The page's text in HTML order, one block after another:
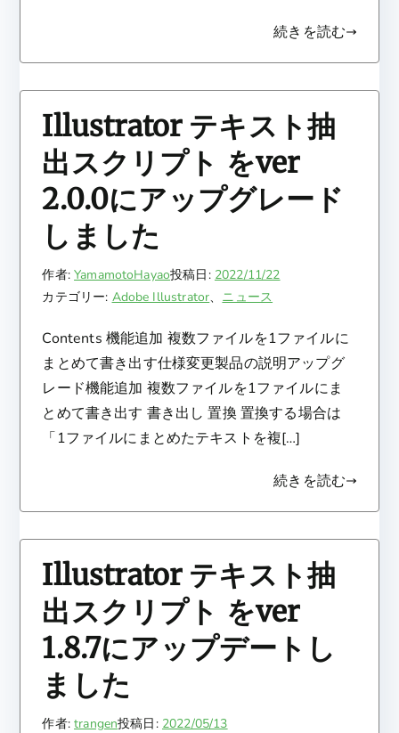
続きを読む
Illustrator テキスト抽
出スクリプト をver
2.0.0にアップグレード
しました
作者:YamamotoHayao投稿日: 2022/11/22
カテゴリー: Adobe Illustrator、 ニュース
Contents 機能追加 複数ファイルを1ファイルに
まとめて書き出す仕様変更製品の説明アップグ
レード機能追加 複数ファイルを1ファイルにま
とめて書き出す 書き出し 置換 置換する場合は
「1ファイルにまとめたテキストを複[…]
続きを読む
Illustrator テキスト抽
出スクリプト をver
1.8.7にアップデートし
ました
作者:trangen投稿日: 2022/05/13